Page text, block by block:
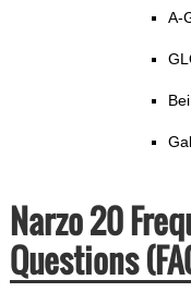
A-
Narzo 20
Questions